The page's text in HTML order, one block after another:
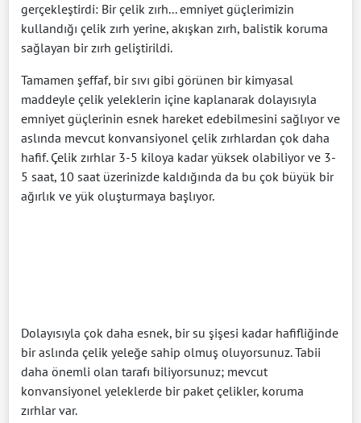
gerçekleştirdi: Bir çelik zırh... emniyet güçlerimizin
kullandığı çelik zırh yerine, akışkan zırh, balistik koruma
sağlayan bir zırh geliştirildi.
Tamamen şeffaf, bir sıvı gibi görünen bir kimyasal
maddeyle çelik yeleklerin içine kaplanarak dolayısıyla
emniyet güçlerinin esnek hareket edebilmesini sağlıyor ve
aslında mevcut konvansiyonel çelik zırhlardan çok daha
hafif. Çelik zırhlar 3-5 kiloya kadar yüksek olabiliyor ve 3-
5 saat, 10 saat üzerinizde kaldığında da bu çok büyük bir
ağırlık ve yük oluşturmaya başlıyor.
Dolayısıyla çok daha esnek, bir su şişesi kadar hafifliğinde
bir aslında çelik yeleğe sahip olmuş oluyorsunuz. Tabii
daha önemli olan tarafı biliyorsunuz; mevcut
konvansiyonel yeleklerde bir paket çelikler, koruma
zırhlar var.